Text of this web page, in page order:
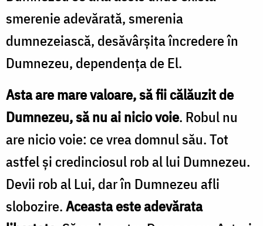
smerenie adevărată, smerenia
dumnezeiască, desăvârşita încredere în
Dumnezeu, dependenţa de El.
Asta are mare valoare, să fii călăuzit de
Dumnezeu, să nu ai nicio voie. Robul nu
are nicio voie: ce vrea domnul său. Tot
astfel şi credinciosul rob al lui Dumnezeu.
Devii rob al Lui, dar în Dumnezeu afli
slobozire.Aceasta este adevărata